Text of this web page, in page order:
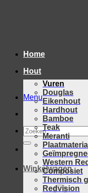
Menu
Zoeken
naar:
Winkelwagen
Home
Hout
Vuren
Douglas
Eikenhout
Hardhout
Bamboe
Teak
Meranti
Western
Composiet
Thermisch
Redvision